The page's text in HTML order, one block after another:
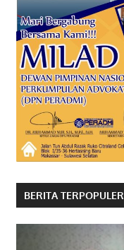
BERITA TERPOPULER